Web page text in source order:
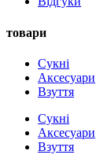
товари
Сукні
Аксесуари
Взуття
Сукні
Аксесуари
Взуття